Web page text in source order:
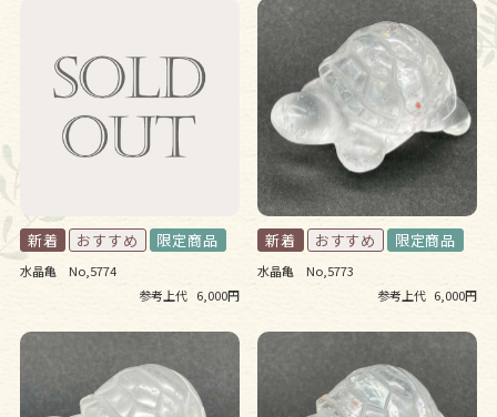
水晶亀 No,5774
参考上代 6,000円
水晶亀 No,5773
参考上代 6,000円